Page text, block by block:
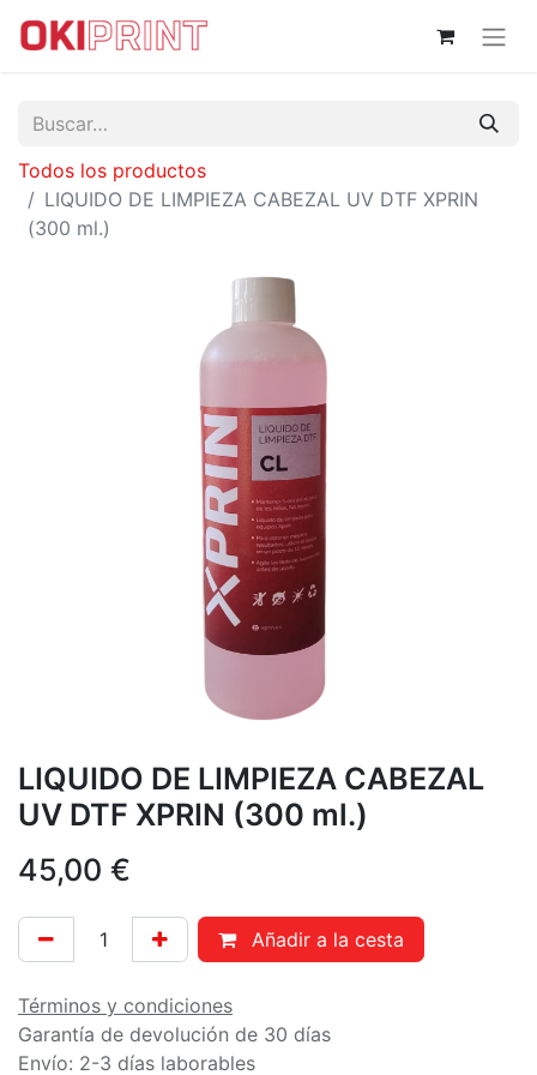
Todos los productos
LIQUIDO DE LIMPIEZA CABEZAL UV DTF XPRIN
(300 ml.)
LIQUIDO DE LIMPIEZA CABEZAL
UV DTF XPRIN (300 ml.)
45,00 €
Añadir a la cesta
Términos y condiciones
Garantía de devolución de 30 días
Envío: 2-3 días laborables